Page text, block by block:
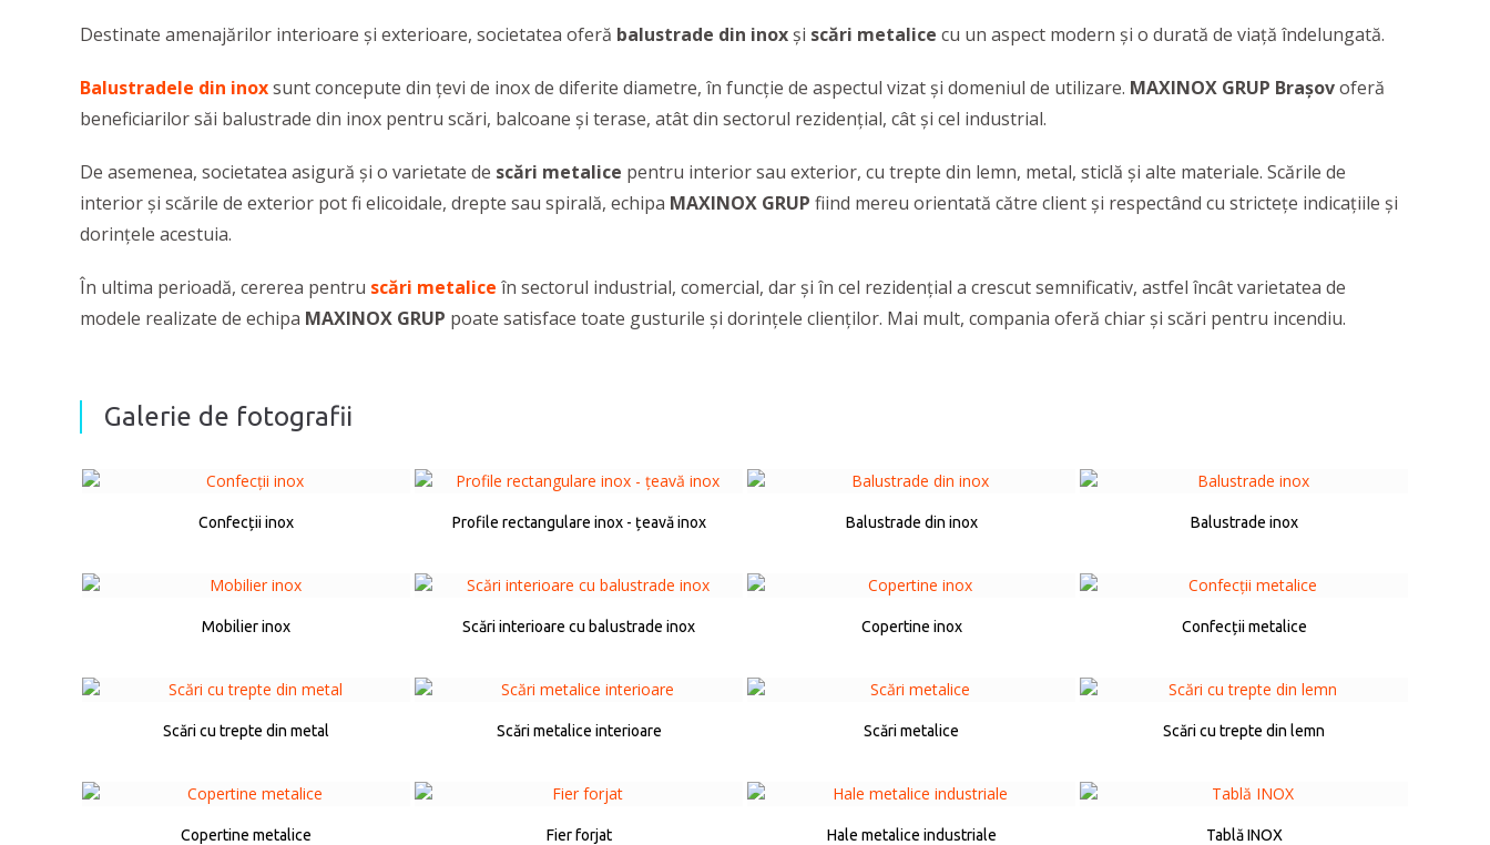
Destinate amenajărilor interioare și exterioare, societatea oferă balustrade din inox și scări metalice cu un aspect modern și o durată de viață îndelungată.
Balustradele din inoxsunt concepute din țevi de inox de diferite diametre, în funcție de aspectul vizat și domeniul de utilizare. MAXINOX GRUP Brașovoferă
beneficiarilor săi balustrade din inox pentru scări, balcoane și terase, atât din sectorul rezidențial, cât și cel industrial.
De asemenea, societatea asigură și o varietate de scări metalice pentru interior sau exterior, cu trepte din lemn, metal, sticlă și alte materiale. Scările de
interior și scările de exterior pot fi elicoidale, drepte sau spirală, echipa MAXINOX GRUP fiind mereu orientată către client și respectând cu strictețe indicațiile și
dorințele acestuia.
În ultima perioadă, cererea pentru scări metalice în sectorul industrial, comercial, dar și în cel rezidențial a crescut semnificativ, astfel încât varietatea de
modele realizate de echipa MAXINOX GRUP poate satisface toate gusturile și dorințele clienților. Mai mult, compania oferă chiar și scări pentru incendiu.
Galerie de fotografii
Confecții inox Profile rectangulare inox - țeavă inox Balustrade din inox Balustrade inox
Mobilier inox Scări interioare cu balustrade inox Copertine inox Confecții metalice
Scări cu trepte din metal Scări metalice interioare Scări metalice Scări cu trepte din lemn
Copertine metalice Fier forjat Hale metalice industriale Tablă INOX